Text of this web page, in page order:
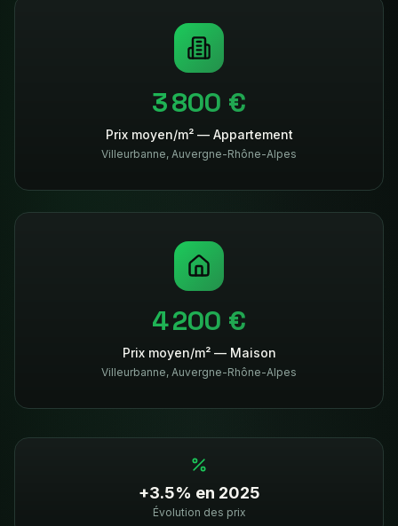
3 800 €
Prix moyen/m² — Appartement
Villeurbanne, Auvergne-Rhône-Alpes
4 200 €
Prix moyen/m² — Maison
Villeurbanne, Auvergne-Rhône-Alpes
+3.5% en 2025
Évolution des prix